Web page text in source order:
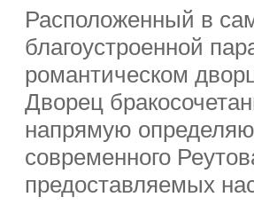
Расположенный в
благоустроенной
романтическом
Дворец
напрямую
современного
предоставляемых